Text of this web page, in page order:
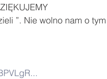
”. Nie wolno nam o tym